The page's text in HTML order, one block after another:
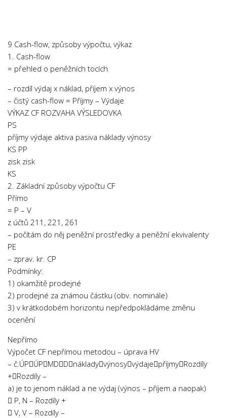
Ekologie
Ekonomie
Fyzika
Informatika
Jazyky
Management
Občanská nauka
Právo
Psychologie a Sociologie
Technika
Účetnictví
Zdravotnictví
Zeměpis
Novinky
9 Cash-flow, způsoby výpočtu, výkaz
1. Cash-flow
= přehled o peněžních tocích
– rozdíl výdaj x náklad, příjem x výnos
– čistý cash-flow = Příjmy – Výdaje
VÝKAZ CF ROZVAHA VÝSLEDOVKA
PS
příjmy výdaje aktiva pasiva náklady výnosy
KS PP
zisk zisk
KS
2. Základní způsoby výpočtu CF
Přímo
= P – V
z účtů 211, 221, 261
– počítám do něj peněžní prostředky a peněžní ekvivalenty
PE
– zprav. kr. CP
Podmínky:
1) okamžitě prodejné
2) prodejné za známou částku (obv. nominále)
3) v krátkodobém horizontu nepředpokládáme změnu
ocenění
Nepřímo
Výpočet CF nepřímou metodou – úprava HV
– č.ÚPÚPMDDnákladyvýnosyvýdajepříjmyRozdíly
+Rozdíly –
a) je to jenom náklad a ne výdaj (výnos – příjem a naopak)
 P, N – Rozdíly +
 V, V – Rozdíly –